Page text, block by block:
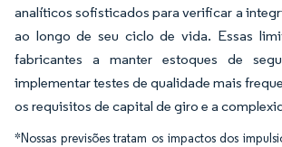
analíticos sofisticados para verificar a
ao longo de seu ciclo de vida. Essas
fabricantes a manter estoques de
implementar testes de qualidade mais
os requisitos de capital de giro e a
*Nossas previsões tratam os impactos dos